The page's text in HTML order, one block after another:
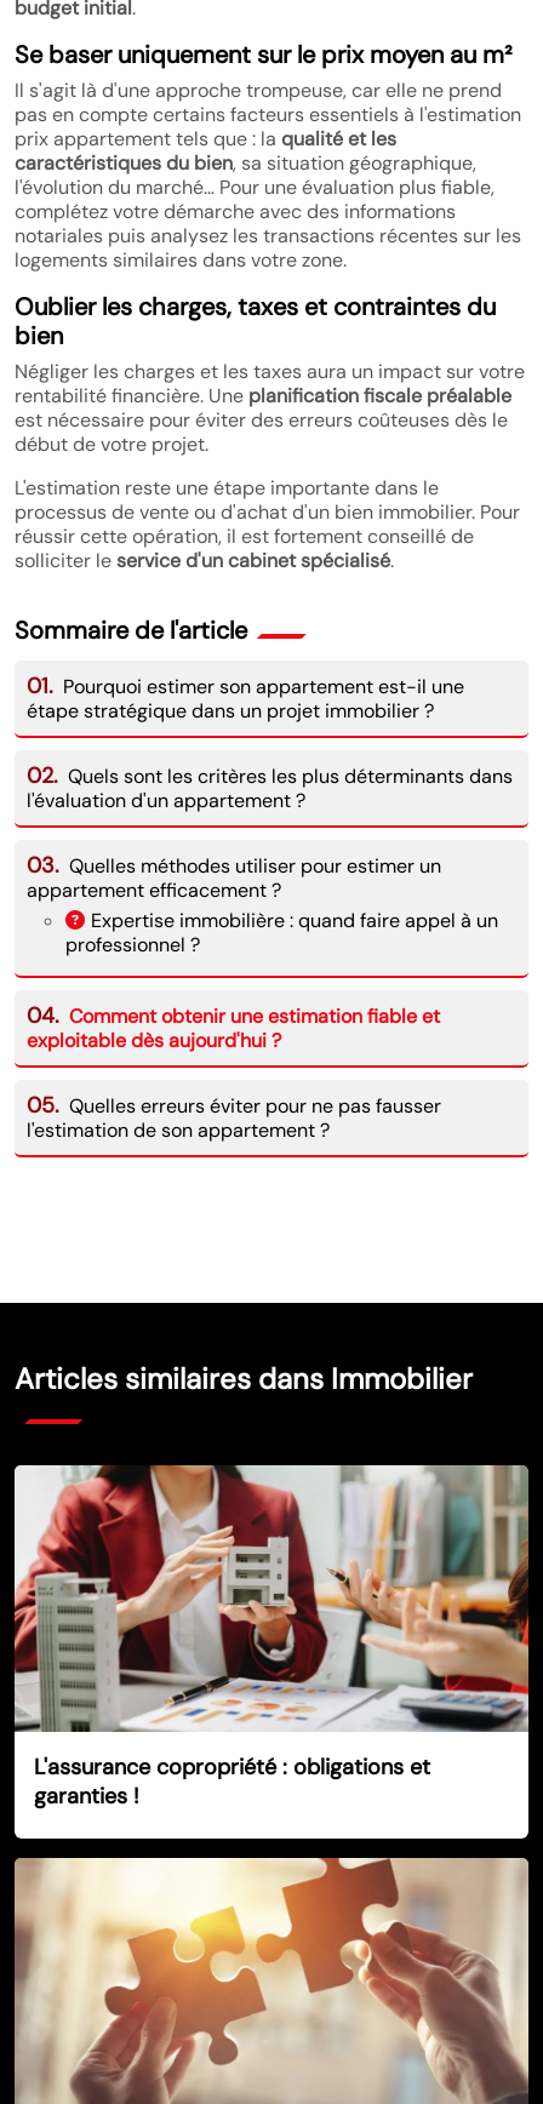
budget initial.
Se baser uniquement sur le prix moyen au m²
Il s'agit là d'une approche trompeuse, car elle ne prend
pas en compte certains facteurs essentiels à l'estimation
prix appartement tels que : la qualité et les
caractéristiques du bien, sa situation géographique,
l'évolution du marché… Pour une évaluation plus fiable,
complétez votre démarche avec des informations
notariales puis analysez les transactions récentes sur les
logements similaires dans votre zone.
Oublier les charges, taxes et contraintes du
bien
Négliger les charges et les taxes aura un impact sur votre
rentabilité financière. Une planification fiscale préalable
est nécessaire pour éviter des erreurs coûteuses dès le
début de votre projet.
L'estimation reste une étape importante dans le
processus de vente ou d'achat d'un bien immobilier. Pour
réussir cette opération, il est fortement conseillé de
solliciter leservice d'un cabinet spécialisé.
Sommaire de l'article
01. Pourquoi estimer son appartement est-il une
étape stratégique dans un projet immobilier ?
02. Quels sont les critères les plus déterminants dans
l'évaluation d'un appartement ?
03. Quelles méthodes utiliser pour estimer un
appartement efficacement ?
Expertise immobilière : quand faire appel à un
professionnel ?
04. Comment obtenir une estimation fiable et
exploitable dès aujourd'hui ?
05. Quelles erreurs éviter pour ne pas fausser
l'estimation de son appartement ?
Articles similaires dans Immobilier
L'assurance copropriété : obligations et
garanties !